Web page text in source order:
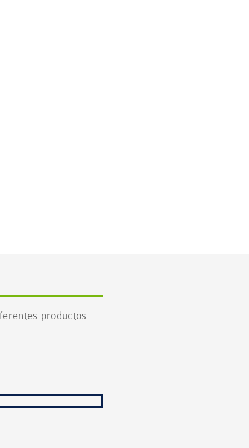
productos